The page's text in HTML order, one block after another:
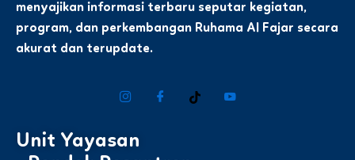
menyajikan informasi terbaru seputar kegiatan,
program, dan perkembangan Ruhama Al Fajar secara
akurat dan terupdate.
Unit Yayasan